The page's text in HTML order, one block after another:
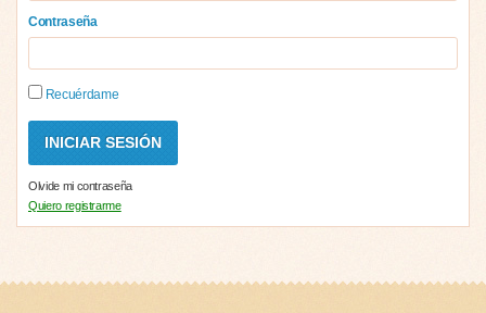
Contraseña
Recuérdame
Olvide mi contraseña
Quiero registrarme